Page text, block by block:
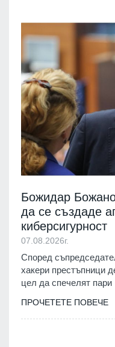
Божидар
да се създаде
киберсигурност
07.08.2026г.
Според
хакери престъпници
цел да спечелят пари
ПРОЧЕТЕТЕ ПОВЕЧЕ